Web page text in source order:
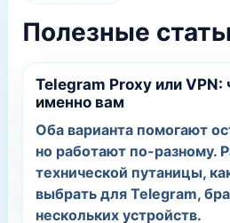
Полезные
Telegram Proxy или VPN:
именно вам
Оба варианта помогают
но работают по-разному.
технической путаницы,
выбрать для Telegram,
нескольких устройств.